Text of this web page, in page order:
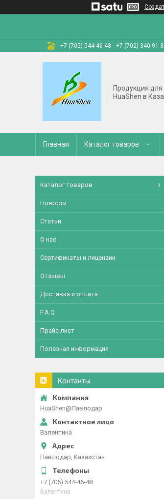
+7 (705) 544-46-48 +7 (702) 340-91-
Продукция
HuaShen в
Главная Каталог товаров
Каталог товаров
Новости
Статьи
О нас
Сертификаты и лицензии
Отзывы
Доставка и оплата
F.A.Q
Прайс лист
Полезная информация
Контакты
HuaShen@Павлодар
Валентина
Павлодар, Казахстан
+7 (705) 544-46-48
Валентина